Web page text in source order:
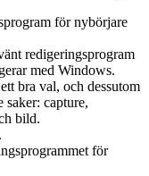
för nybörjare
redigeringsprogram
med Windows.
bra val, och dessutom
saker: capture,
bild.
för